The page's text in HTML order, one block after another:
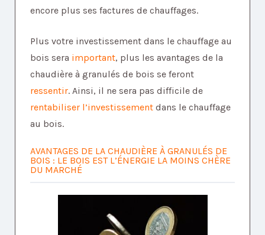
encore plus ses factures de chauffages.
Plus votre investissement dans le chauffage au
bois sera important, plus les avantages de la
chaudière à granulés de bois se feront
ressentir. Ainsi, il ne sera pas difficile de
rentabiliser l’investissement dans le chauffage
au bois.
AVANTAGES DE LA CHAUDIÈRE À GRANULÉS DE
BOIS : LE BOIS EST L’ÉNERGIE LA MOINS CHÈRE
DU MARCHÉ